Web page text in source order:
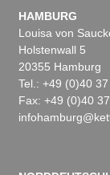
Auktion 446 -
HAMBURG
Louisa von
Holstenwall 5
20355 Hamburg
Tel.: +49 (0)40
Fax: +49 (0)40